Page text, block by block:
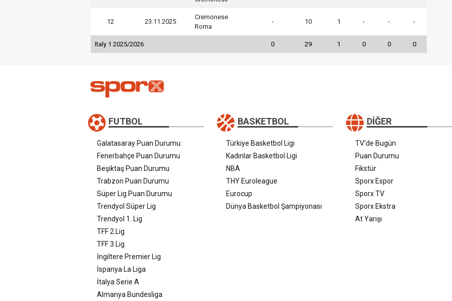
12 23.11.2025
Cremonese
Roma
- 10 1 - - -
Italy 1 2025/2026 0 29 1 0 0 0
FUTBOL
Galatasaray Puan Durumu
Fenerbahçe Puan Durumu
Beşiktaş Puan Durumu
Trabzon Puan Durumu
Süper Lig Puan Durumu
Trendyol Süper Lig
Trendyol 1. Lig
TFF 2.Lig
TFF 3.Lig
İngiltere Premier Lig
İspanya La Liga
İtalya Serie A
Almanya Bundesliga
BASKETBOL
Türkiye Basketbol Ligi
Kadınlar Basketbol Ligi
NBA
THY Euroleague
Eurocup
Dünya Basketbol Şampiyonası
DIĞER
TV'de Bugün
Puan Durumu
Fikstür
Sporx Espor
Sporx TV
Sporx Ekstra
At Yarışı